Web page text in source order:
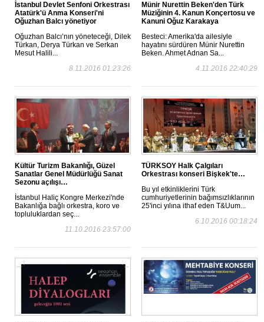
İstanbul Devlet Senfoni Orkestrası
Atatürk'ü Anma Konseri'ni
Oğuzhan Balcı yönetiyor
Oğuzhan Balcı’nın yöneteceği, Dilek
Türkan, Derya Türkan ve Serkan
Mesut Halili...
8.11.2016 01:23:26
Münir Nurettin Beken'den Türk
Müziğinin 4. Kanun Konçertosu ve
Kanuni Oğuz Karakaya
Besteci: Amerika'da ailesiyle
hayatını sürdüren Münir Nurettin
Beken. Ahmet Adnan Sa...
4.11.2016 22:40:29
Kültür Turizm Bakanlığı, Güzel
Sanatlar Genel Müdürlüğü Sanat
Sezonu açılışı…
İstanbul Haliç Kongre Merkezi'nde
Bakanlığa bağlı orkestra, koro ve
topluluklardan seç...
11.10.2016 23:57:00
TÜRKSOY Halk Çalgıları
Orkestrası konseri Bişkek'te…
Bu yıl etkinliklerini Türk
cumhuriyetlerinin bağımsızlıklarının
25'inci yılına ithaf eden T&Uum...
6.10.2016 00:18:24